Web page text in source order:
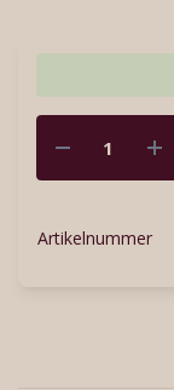
Artikelnummer